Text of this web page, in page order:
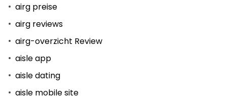
airg preise
airg reviews
airg-overzicht Review
aisle app
aisle dating
aisle mobile site